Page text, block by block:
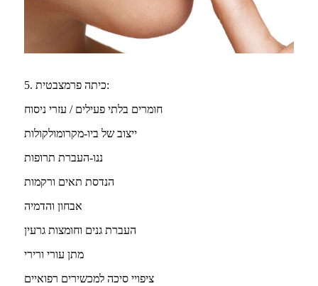
5. כיתה פרמצבטית:
חומרים בלתי פעילים / עזרי ניסוח
ייצוב של ביו-מקרומולקולות
ננו-העברת תרופות
הנדסת תאים ורקמות
אבחון והדמיה
העברת גנים וחומצות גרעין
מתן עורי ורירי
ציפויי סיכה למכשירים רפואיים